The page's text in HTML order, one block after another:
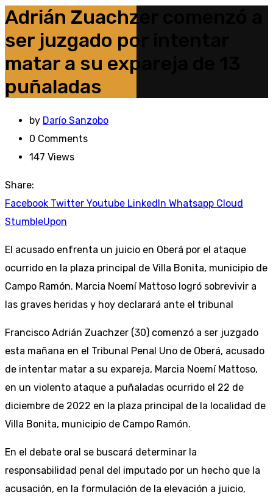
Adrián Zuachzer comenzó a
ser juzgado por intentar
matar a su expareja de 13
puñaladas
by Darío Sanzobo
0 Comments
147 Views
Share:
Facebook Twitter Youtube LinkedIn Whatsapp Cloud
StumbleUpon
El acusado enfrenta un juicio en Oberá por el ataque
ocurrido en la plaza principal de Villa Bonita, municipio de
Campo Ramón. Marcia Noemí Mattoso logró sobrevivir a
las graves heridas y hoy declarará ante el tribunal
Francisco Adrián Zuachzer (30) comenzó a ser juzgado
esta mañana en el Tribunal Penal Uno de Oberá, acusado
de intentar matar a su expareja, Marcia Noemí Mattoso,
en un violento ataque a puñaladas ocurrido el 22 de
diciembre de 2022 en la plaza principal de la localidad de
Villa Bonita, municipio de Campo Ramón.
En el debate oral se buscará determinar la
responsabilidad penal del imputado por un hecho que la
acusación, en la formulación de la elevación a juicio,